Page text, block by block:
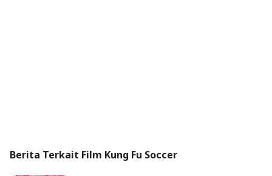
Berita Terkait Film Kung Fu Soccer